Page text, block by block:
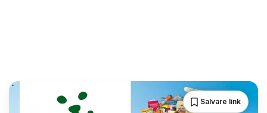
Salvare link